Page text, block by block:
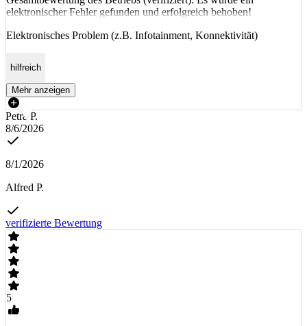
elektronischer Fehler gefunden und erfolgreich behoben!
Elektronisches Problem (z.B. Infotainment, Konnektivität)
hilfreich
Mehr anzeigen
Petra P.
8/6/2026
8/1/2026
Alfred P.
verifizierte Bewertung
5